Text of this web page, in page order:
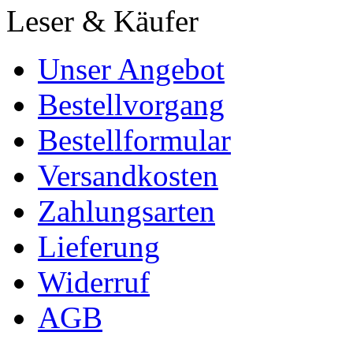
Leser & Käufer
Unser Angebot
Bestellvorgang
Bestellformular
Versandkosten
Zahlungsarten
Lieferung
Widerruf
AGB